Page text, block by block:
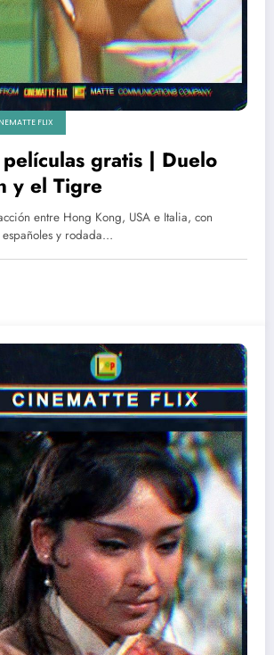
FLIX
gratis | Duelo
y el Tigre
entre Hong Kong, USA e Italia, con
y rodada…